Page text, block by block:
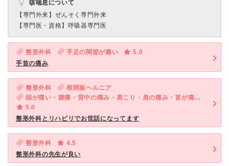
咳喘息について
【専門外来】 ぜんそく専門外来
【専門医・資格】 呼吸器専門医
整形外科 手足の関節が痛い
5.0
手首の痛み
整形外科
椎間板ヘルニア
頭が痛い・腰痛・背中の痛み・肩こり・肩の痛み・首が痛い・手足がしびれる
5.0
整形外科とリハビリでお世話になってます
整形外科
4.5
整形外科の先生が良い